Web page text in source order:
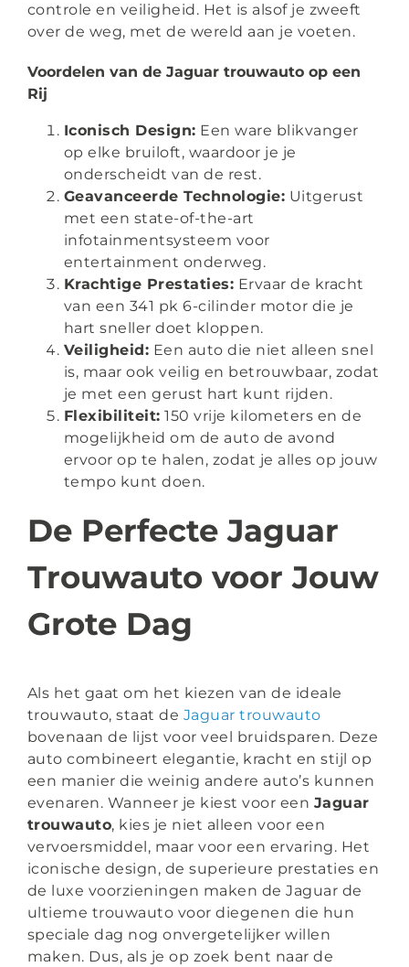
controle en veiligheid. Het is alsof je zweeft
over de weg, met de wereld aan je voeten.
Voordelen van de Jaguar trouwauto op een
Rij
Iconisch Design: Een ware blikvanger
op elke bruiloft, waardoor je je
onderscheidt van de rest.
Geavanceerde Technologie: Uitgerust
met een state-of-the-art
infotainmentsysteem voor
entertainment onderweg.
Krachtige Prestaties: Ervaar de kracht
van een 341 pk 6-cilinder motor die je
hart sneller doet kloppen.
Veiligheid: Een auto die niet alleen snel
is, maar ook veilig en betrouwbaar, zodat
je met een gerust hart kunt rijden.
Flexibiliteit: 150 vrije kilometers en de
mogelijkheid om de auto de avond
ervoor op te halen, zodat je alles op jouw
tempo kunt doen.
De Perfecte Jaguar
Trouwauto voor Jouw
Grote Dag
Als het gaat om het kiezen van de ideale
trouwauto, staat de Jaguar trouwauto
bovenaan de lijst voor veel bruidsparen. Deze
auto combineert elegantie, kracht en stijl op
een manier die weinig andere auto’s kunnen
evenaren. Wanneer je kiest voor een Jaguar
trouwauto, kies je niet alleen voor een
vervoersmiddel, maar voor een ervaring. Het
iconische design, de superieure prestaties en
de luxe voorzieningen maken de Jaguar de
ultieme trouwauto voor diegenen die hun
speciale dag nog onvergetelijker willen
maken. Dus, als je op zoek bent naar de